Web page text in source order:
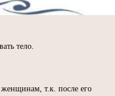
тело.
женщинам, т.к. после его